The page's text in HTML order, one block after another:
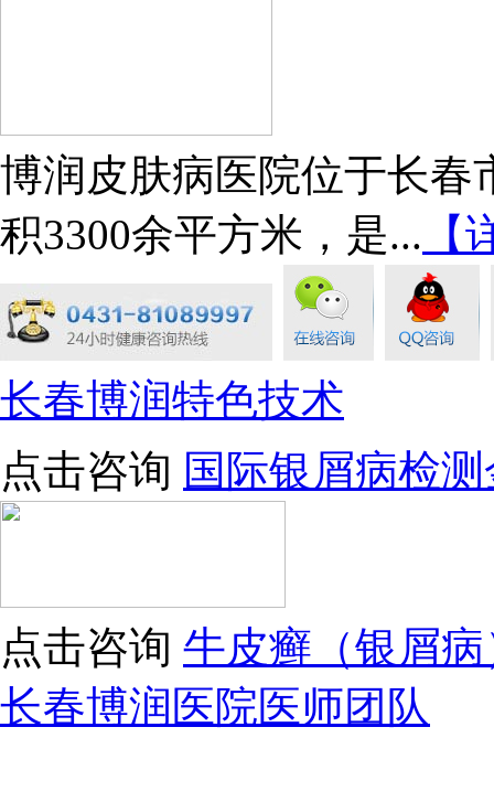
博润皮肤病医院位于长春
积3300余平方米，是... 【
长春博润特色技术
点击咨询 国际银屑病检
点击咨询 牛皮癣（银屑
长春博润医院医师团队